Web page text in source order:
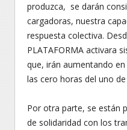
produzca, se darán
cargadoras, nuestra
respuesta colectiva.
PLATAFORMA activara
que, irán aumentando
las cero horas del uno
Por otra parte, se están
de solidaridad con los